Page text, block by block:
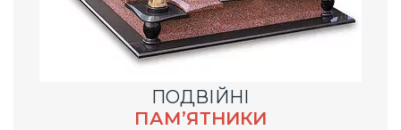
ПОДВІЙНІ
ПАМ’ЯТНИКИ